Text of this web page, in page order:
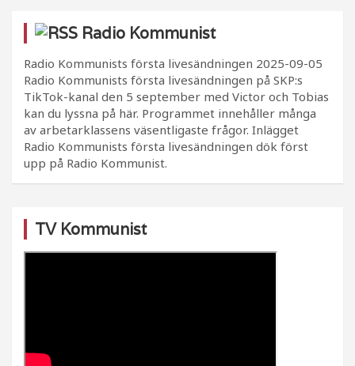
Radio Kommunist
Radio Kommunists första livesändningen 2025-09-05
Radio Kommunists första livesändningen på SKP:s
TikTok-kanal den 5 september med Victor och Tobias
kan du lyssna på här. Programmet innehåller många
av arbetarklassens väsentligaste frågor. Inlägget
Radio Kommunists första livesändningen dök först
upp på Radio Kommunist.
TV Kommunist